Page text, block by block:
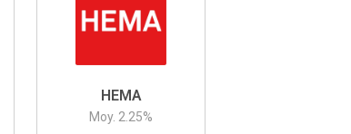
HEMA
Moy. 2.25%